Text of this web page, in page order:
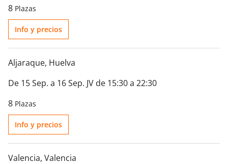
8 Plazas
Info y precios
Aljaraque, Huelva
De 15 Sep. a 16 Sep. JV de 15:30 a 22:30
8 Plazas
Info y precios
Valencia, Valencia